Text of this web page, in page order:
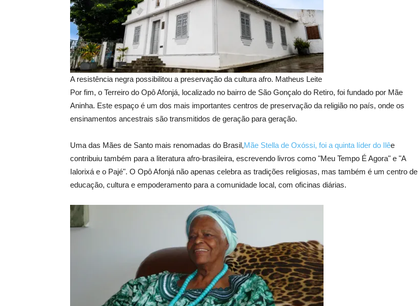
A resistência negra possibilitou a preservação da cultura afro. Matheus Leite
Por fim, o Terreiro do Opô Afonjá, localizado no bairro de São Gonçalo do Retiro, foi fundado por Mãe
Aninha. Este espaço é um dos mais importantes centros de preservação da religião no país, onde os
ensinamentos ancestrais são transmitidos de geração para geração.
Uma das Mães de Santo mais renomadas do Brasil,Mãe Stella de Oxóssi, foi a quinta líder do Ilêe
contribuiu também para a literatura afro-brasileira, escrevendo livros como "Meu Tempo É Agora" e "A
Ialorixá e o Pajé". O Opô Afonjá não apenas celebra as tradições religiosas, mas também é um centro de
educação, cultura e empoderamento para a comunidade local, com oficinas diárias.